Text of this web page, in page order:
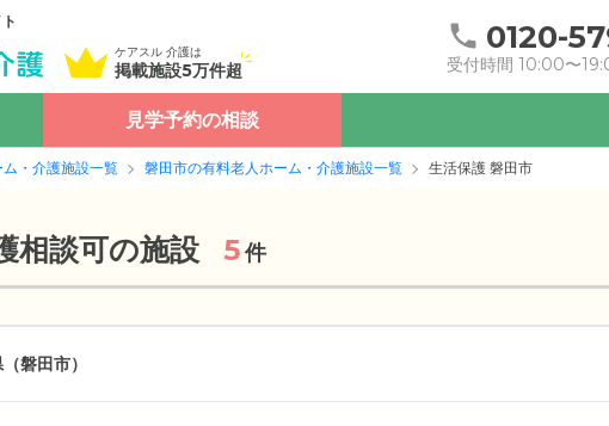
ケアスル 介護は
掲載施設5万件超
0120-
受付時間 10:00〜
見学予約の相談
・介護施設一覧 磐田市の有料老人ホーム・介護施設一覧 生活保護 磐田市
相談可の施設 5件
磐田市）